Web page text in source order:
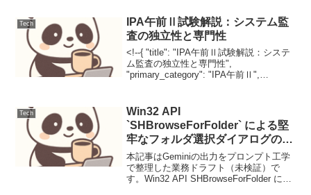
低次元の潜在表現に圧...
Tech
IPA午前Ⅱ試験解説：システム監
査の独立性と専門性
<!--{ "title": "IPA午前Ⅱ試験解説：システ
ム監査の独立性と専門性",
"primary_category": "IPA午前Ⅱ",
Tech
Win32 API
`SHBrowseForFolder` による堅
牢なフォルダ選択ダイアログの実
装
本記事はGeminiの出力をプロンプト工学
で整理した業務ドラフト（未検証）で
す。Win32 API SHBrowseForFolder によ